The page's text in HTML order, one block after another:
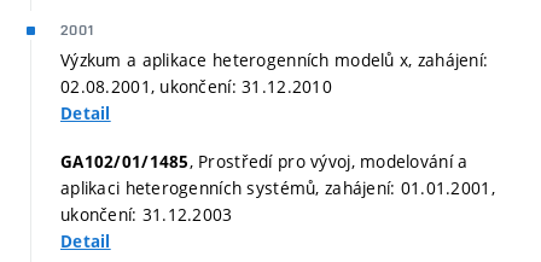
2001
Výzkum a aplikace heterogenních modelů x, zahájení:
02.08.2001, ukončení: 31.12.2010
Detail
GA102/01/1485, Prostředí pro vývoj, modelování a
aplikaci heterogenních systémů, zahájení: 01.01.2001,
ukončení: 31.12.2003
Detail